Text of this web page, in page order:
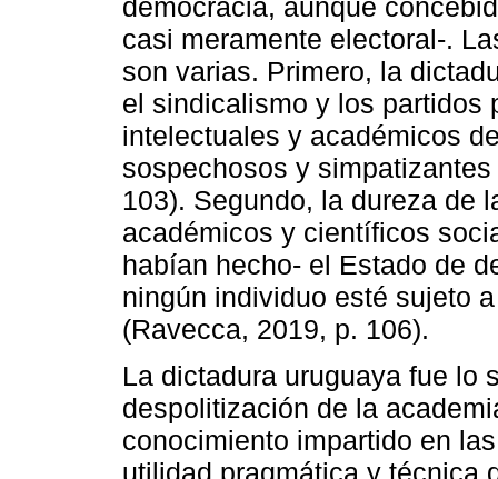
democracia, aunque
casi meramente electoral-.
son varias. Primero, la
el sindicalismo y los partidos
intelectuales y académicos
sospechosos y
103). Segundo, la dureza de
académicos y científicos
habían hecho- el Estado de
ningún individuo esté sujeto
(Ravecca, 2019, p. 106).
La dictadura uruguaya fue lo
despolitización de la
conocimiento impartido en